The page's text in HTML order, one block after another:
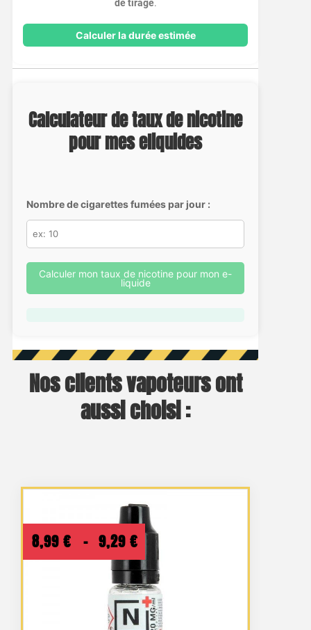
de tirage.
Calculer la durée estimée
Calculateur de taux de nicotine
pour mes eliquides
Nombre de cigarettes fumées par jour :
Calculer mon taux de nicotine pour mon e-
liquide
Nos clients vapoteurs ont
aussi choisi :
8,99 € – 9,29 € Plage
de
prix :
8,99 €